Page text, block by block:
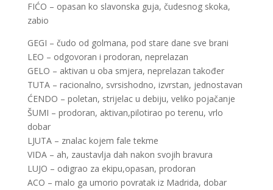
FIĆO – opasan ko slavonska guja, čudesnog skoka,
zabio
GEGI – čudo od golmana, pod stare dane sve brani
LEO – odgovoran i prodoran, neprelazan
GELO – aktivan u oba smjera, neprelazan također
TUTA – racionalno, svrsishodno, izvrstan, jednostavan
ĆENDO – poletan, strijelac u debiju, veliko pojačanje
ŠUMI – prodoran, aktivan,pilotirao po terenu, vrlo
dobar
LJUTA – znalac kojem fale tekme
VIDA – ah, zaustavlja dah nakon svojih bravura
LUJO – odigrao za ekipu,opasan, prodoran
ACO – malo ga umorio povratak iz Madrida, dobar